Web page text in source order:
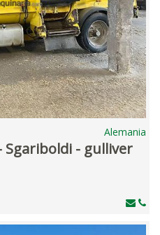
Alemania
Sgariboldi - gulliver